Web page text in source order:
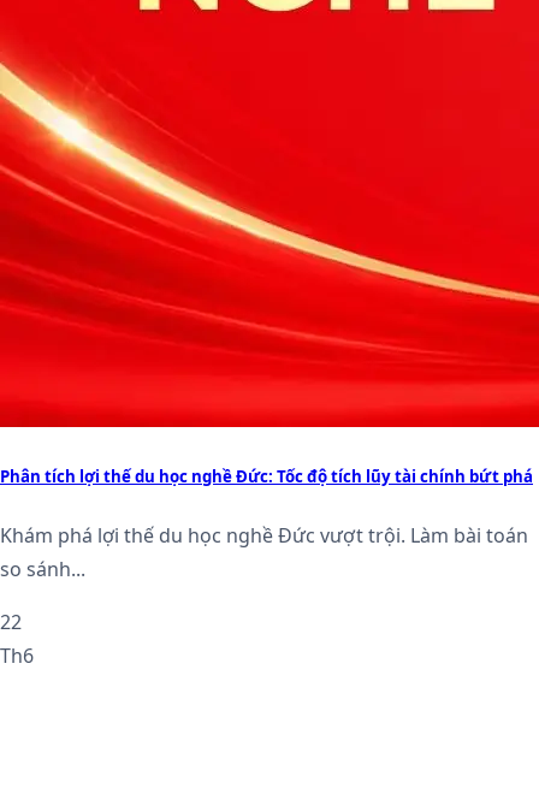
Phân tích lợi thế du học nghề Đức: Tốc độ tích lũy tài chính bứt phá
Khám phá lợi thế du học nghề Đức vượt trội. Làm bài toán
so sánh...
22
Th6